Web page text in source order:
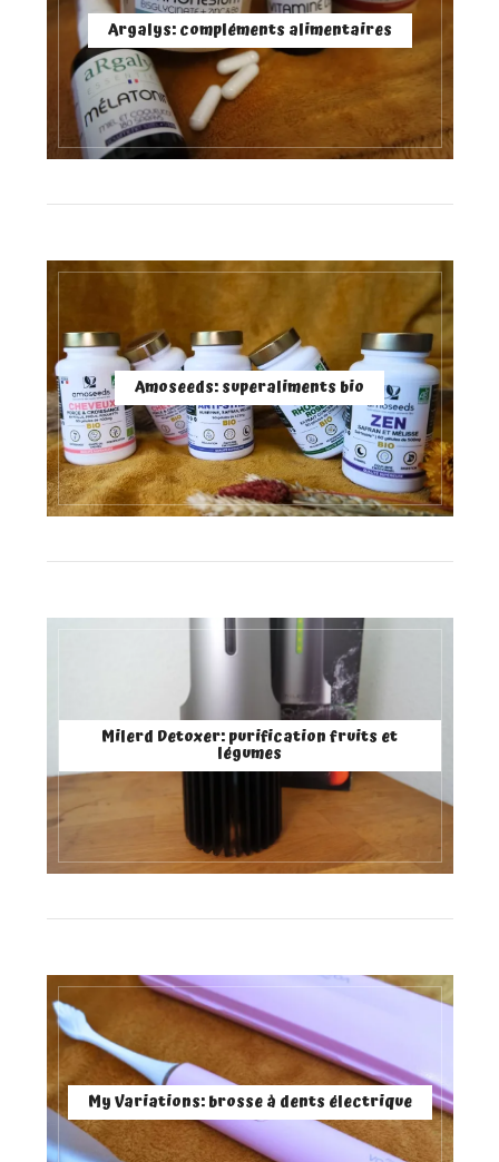
Argalys: compléments alimentaires
Amoseeds: superaliments bio
Milerd Detoxer: purification fruits et
légumes
My Variations: brosse à dents électrique